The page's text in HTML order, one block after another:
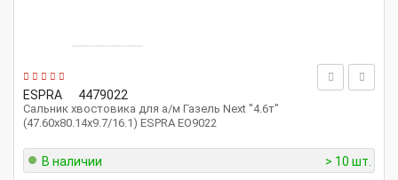
ESPRA 4479022
Сальник хвостовика для а/м Газель Next "4.6т"
(47.60х80.14х9.7/16.1) ESPRA EO9022
В наличии > 10 шт.